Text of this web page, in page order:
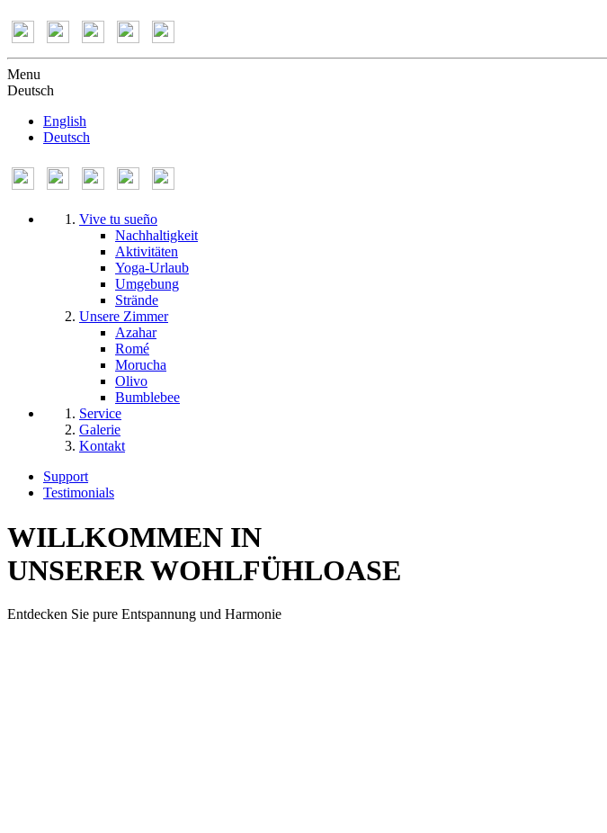
Menu
Deutsch
English
Deutsch
Vive tu sueño
Nachhaltigkeit
Aktivitäten
Yoga-Urlaub
Umgebung
Strände
Unsere Zimmer
Azahar
Romé
Morucha
Olivo
Bumblebee
Service
Galerie
Kontakt
Support
Testimonials
WILLKOMMEN IN
UNSERER WOHLFÜHLOASE
Entdecken Sie pure Entspannung und Harmonie